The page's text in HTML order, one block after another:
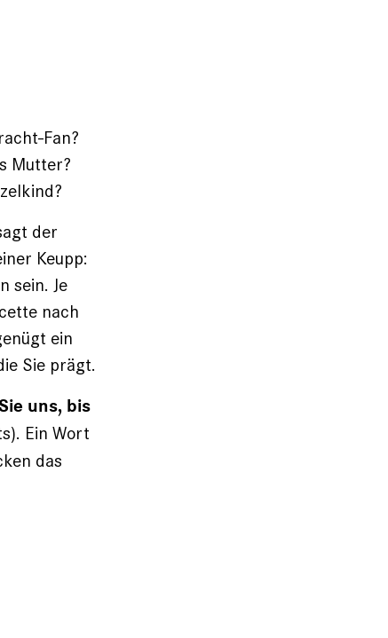
Fan?
Mutter?
der
Keupp:
sein. Je
nach
ein
Sie prägt.
uns, bis
Ein Wort
das